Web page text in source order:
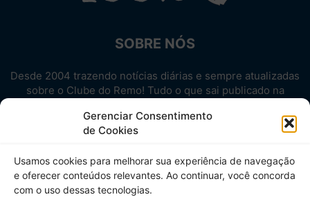
Gerenciar Consentimento
de Cookies
Usamos cookies para melhorar sua experiência de navegação
e oferecer conteúdos relevantes. Ao continuar, você concorda
com o uso dessas tecnologias.
SOBRE NÓS
Desde 2004 trazendo notícias diárias e sempre atualizadas
sobre o Clube do Remo! Tudo o que sai publicado na
Aproveite! Site não-oficial.
SIGA-NOS